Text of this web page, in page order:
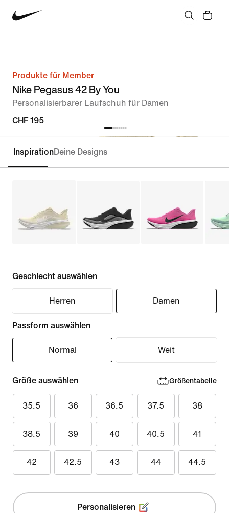
Produkte für Member
Nike Pegasus 42 By You
Personalisierbarer Laufschuh für Damen
CHF 195
Personalisieren
InspirationDeine Designs
Geschlecht auswählen
Herren Damen
Passform auswählen
Normal Weit
Größe auswählen Größentabelle
35.5 36 36.5 37.5 38
38.5 39 40 40.5 41
42 42.5 43 44 44.5
Personalisieren